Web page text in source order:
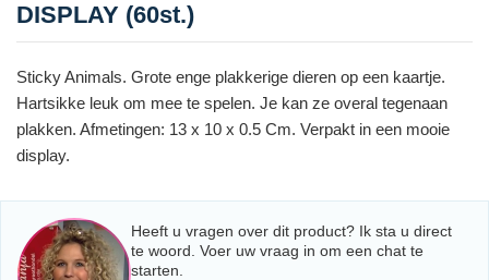
DISPLAY (60st.)
Sticky Animals. Grote enge plakkerige dieren op een kaartje.
Hartsikke leuk om mee te spelen. Je kan ze overal tegenaan
plakken. Afmetingen: 13 x 10 x 0.5 Cm. Verpakt in een mooie
display.
Heeft u vragen over dit product? Ik sta u direct
te woord. Voer uw vraag in om een chat te
starten.